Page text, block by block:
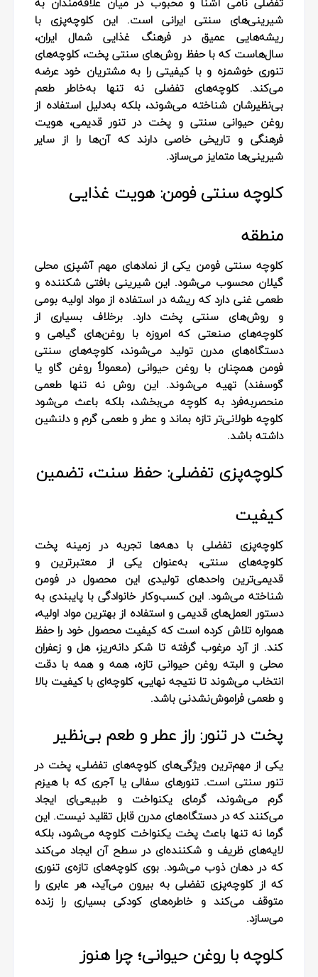
شیرینی‌های سنتی ایرانی است. این کلوچه‌پزی با
ریشه‌هایی عمیق در فرهنگ غذایی شمال ایران،
سال‌هاست که با حفظ روش‌های سنتی پخت، کلوچه‌های
تنوری خوشمزه و با کیفیتی را به مشتریان خود عرضه
می‌کند. کلوچه‌های تفضلی نه تنها به‌خاطر طعم
بی‌نظیرشان شناخته می‌شوند، بلکه به‌دلیل استفاده از
روغن حیوانی سنتی و پخت در تنور قدیمی، هویت
فرهنگی و تاریخی خاصی دارند که آن‌ها را از سایر
شیرینی‌ها متمایز می‌سازد.
کلوچه سنتی فومن: هویت غذایی
منطقه
کلوچه سنتی فومن یکی از نمادهای مهم آشپزی محلی
گیلان محسوب می‌شود. این شیرینی بافتی شکننده و
طعمی غنی دارد که ریشه در استفاده از مواد اولیه بومی
و روش‌های سنتی پخت دارد. برخلاف بسیاری از
کلوچه‌های صنعتی که امروزه با روغن‌های گیاهی و
دستگاه‌های مدرن تولید می‌شوند، کلوچه‌های سنتی
فومن همچنان با روغن حیوانی (معمولاً روغن گاو یا
گوسفند) تهیه می‌شوند. این روش نه تنها طعمی
منحصربه‌فرد به کلوچه می‌بخشد، بلکه باعث می‌شود
کلوچه طولانی‌تر تازه بماند و عطر و طعمی گرم و دلنشین
داشته باشد.
کلوچه‌پزی تفضلی: حفظ سنت، تضمین
کیفیت
کلوچه‌پزی تفضلی با دهه‌ها تجربه در زمینه پخت
کلوچه‌های سنتی، به‌عنوان یکی از معتبرترین و
قدیمی‌ترین واحدهای تولیدی این محصول در فومن
شناخته می‌شود. این کسب‌وکار خانوادگی با پایبندی به
دستور العمل‌های قدیمی و استفاده از بهترین مواد اولیه،
همواره تلاش کرده است که کیفیت محصول خود را حفظ
کند. از آرد مرغوب گرفته تا شکر دانه‌ریز، هل و زعفران
محلی و البته روغن حیوانی تازه، همه و همه با دقت
انتخاب می‌شوند تا نتیجه نهایی، کلوچه‌ای با کیفیت بالا
و طعمی فراموش‌نشدنی باشد.
پخت در تنور: راز عطر و طعم بی‌نظیر
یکی از مهم‌ترین ویژگی‌های کلوچه‌های تفضلی، پخت در
تنور سنتی است. تنورهای سفالی یا آجری که با هیزم
گرم می‌شوند، گرمای یکنواخت و طبیعی‌ای ایجاد
می‌کنند که در دستگاه‌های مدرن قابل تقلید نیست. این
گرما نه تنها باعث پخت یکنواخت کلوچه می‌شود، بلکه
لایه‌های ظریف و شکننده‌ای در سطح آن ایجاد می‌کند
که در دهان ذوب می‌شود. بوی کلوچه‌های تازه‌ی تنوری
که از کلوچه‌پزی تفضلی به بیرون می‌آید، هر عابری را
متوقف می‌کند و خاطره‌های کودکی بسیاری را زنده
می‌سازد.
کلوچه با روغن حیوانی؛ چرا هنوز